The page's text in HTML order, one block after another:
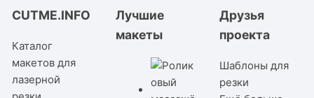
CUTME.INFO
Каталог
макетов для
лазерной
Лучшие
макеты
Друзья
проекта
Шаблоны для
резки